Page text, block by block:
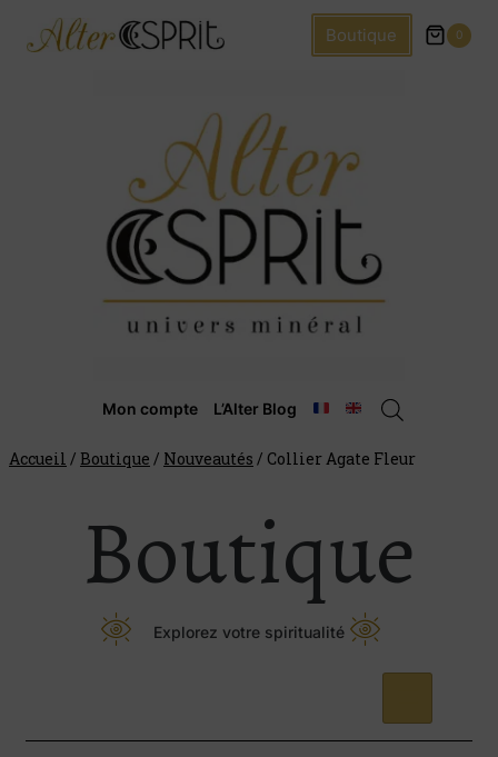
Boutique 0
Mon compte L’Alter Blog
Accueil / Boutique / Nouveautés / Collier Agate Fleur
Boutique
Explorez votre spiritualité